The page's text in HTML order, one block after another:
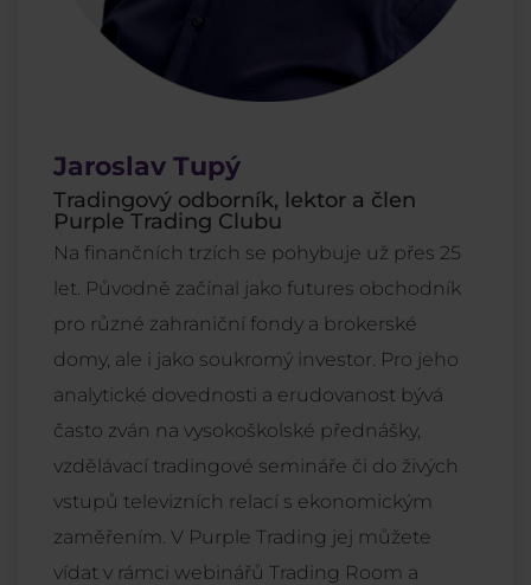
Jaroslav Tupý
Tradingový odborník, lektor a člen
Purple Trading Clubu
Na finančních trzích se pohybuje už přes 25
let. Původně začínal jako futures obchodník
pro různé zahraniční fondy a brokerské
domy, ale i jako soukromý investor. Pro jeho
analytické dovednosti a erudovanost bývá
často zván na vysokoškolské přednášky,
vzdělávací tradingové semináře či do živých
vstupů televizních relací s ekonomickým
zaměřením. V Purple Trading jej můžete
vídat v rámci webinářů Trading Room a